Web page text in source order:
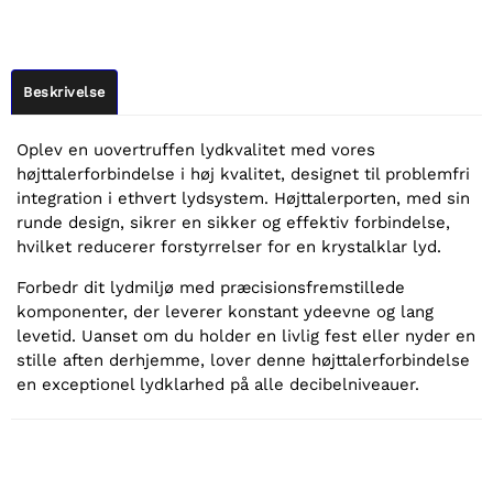
Beskrivelse
Oplev en uovertruffen lydkvalitet med vores
højttalerforbindelse i høj kvalitet, designet til problemfri
integration i ethvert lydsystem. Højttalerporten, med sin
runde design, sikrer en sikker og effektiv forbindelse,
hvilket reducerer forstyrrelser for en krystalklar lyd.
Forbedr dit lydmiljø med præcisionsfremstillede
komponenter, der leverer konstant ydeevne og lang
levetid. Uanset om du holder en livlig fest eller nyder en
stille aften derhjemme, lover denne højttalerforbindelse
en exceptionel lydklarhed på alle decibelniveauer.